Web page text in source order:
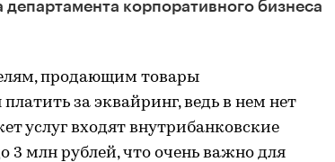
департамента корпоративного бизнеса
продающим товары
за эквайринг, ведь в нем нет
услуг входят внутрибанковские
3 млн рублей, что очень важно для